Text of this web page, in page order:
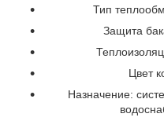
Тип
Защита
Цвет
Назначение: